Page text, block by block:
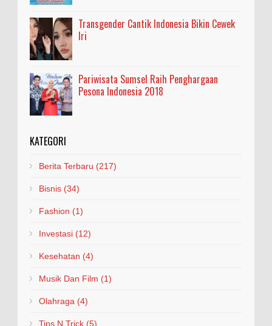
Transgender Cantik Indonesia Bikin Cewek
Iri
Pariwisata Sumsel Raih Penghargaan
Pesona Indonesia 2018
KATEGORI
Berita Terbaru (217)
Bisnis (34)
Fashion (1)
Investasi (12)
Kesehatan (4)
Musik Dan Film (1)
Olahraga (4)
Tips N Trick (5)